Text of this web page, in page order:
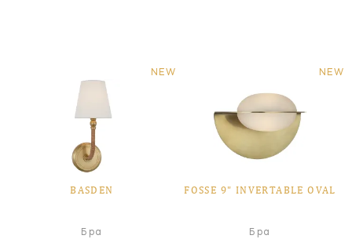
NEW
BASDEN
Бра
NEW
FOSSE 9" INVERTABLE OVAL
Бра